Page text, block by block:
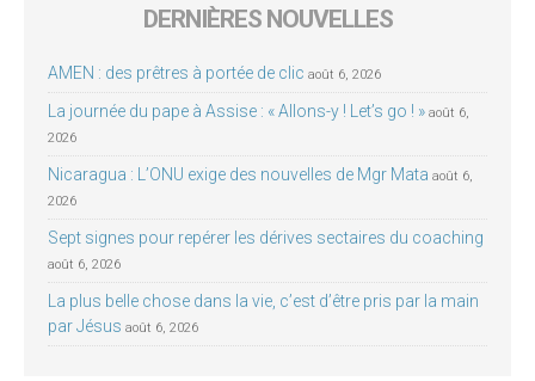
DERNIÈRES NOUVELLES
AMEN : des prêtres à portée de clic août 6, 2026
La journée du pape à Assise : « Allons-y ! Let’s go ! » août 6,
2026
Nicaragua : L’ONU exige des nouvelles de Mgr Mata août 6,
2026
Sept signes pour repérer les dérives sectaires du coaching
août 6, 2026
La plus belle chose dans la vie, c’est d’être pris par la main
par Jésus août 6, 2026